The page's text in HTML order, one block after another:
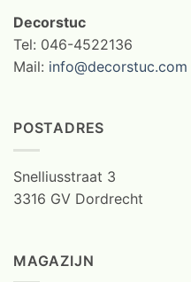
Decorstuc
Tel: 046-4522136
Mail: info@decorstuc.com
POSTADRES
Snelliusstraat 3
3316 GV Dordrecht
MAGAZIJN